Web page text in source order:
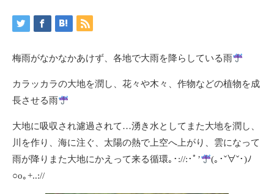
梅雨がなかなかあけず、各地で大雨を降らしている雨
カラッカラの大地を潤し、花々や木々、作物などの植物を成
長させる雨
大地に吸収され濾過されて…湧き水としてまた大地を潤し、
川を作り、海に注ぐ、太陽の熱で上空へ上がり、雲になって
雨が降りまた大地にかえって来る循環｡･://:･ﾟ’
(｡･ˇ∀ˇ･)ﾉ
○o｡+..://